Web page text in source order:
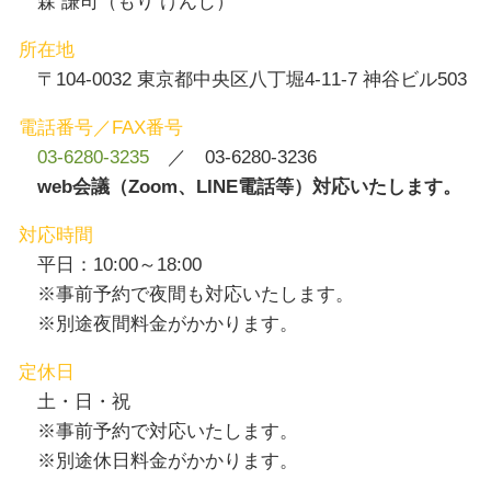
所在地
〒104-0032 東京都中央区八丁堀4-11-7 神谷ビル503
電話番号／FAX番号
03-6280-3235 ／ 03-6280-3236
web会議（Zoom、LINE電話等）対応いたします。
対応時間
平日：10:00～18:00
※事前予約で夜間も対応いたします。
※別途夜間料金がかかります。
定休日
土・日・祝
※事前予約で対応いたします。
※別途休日料金がかかります。